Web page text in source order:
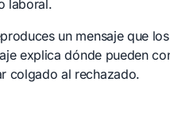
laboral.
un mensaje que
explica dónde pueden
colgado al rechazado.